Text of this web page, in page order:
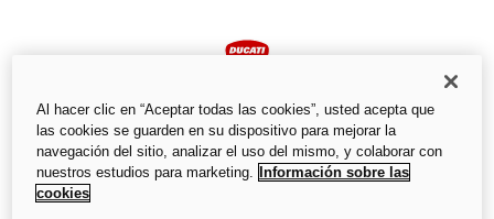
Se ha producido un error inesperado
Al hacer clic en “Aceptar todas las cookies”, usted acepta que
las cookies se guarden en su dispositivo para mejorar la
navegación del sitio, analizar el uso del mismo, y colaborar con
nuestros estudios para marketing.
Información sobre las
cookies